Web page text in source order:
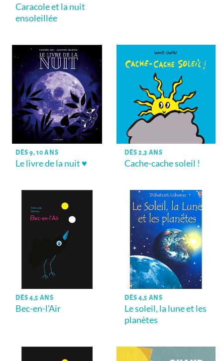
Caracole et la nuit
ensoleillée
DÈS 9, 10 ANS
Le livre de la nuit ♥
DÈS 2,3 ANS
Cache-cache soleil !
DÈS 4,5 ANS
Bec-en-l’Air
DÈS 4,5 ANS
Le soleil, la lune et les
planètes